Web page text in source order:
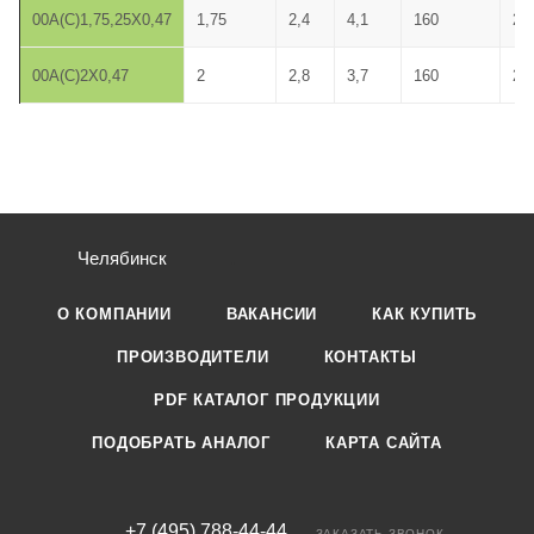
00A(C)1,75,25X0,47 1,75 2,4 4,1 160
00A(C)2X0,47 2 2,8 3,7 160
Челябинск
О КОМПАНИИ ВАКАНСИИ КАК КУПИТЬ
ПРОИЗВОДИТЕЛИ КОНТАКТЫ
PDF КАТАЛОГ ПРОДУКЦИИ
ПОДОБРАТЬ АНАЛОГ КАРТА САЙТА